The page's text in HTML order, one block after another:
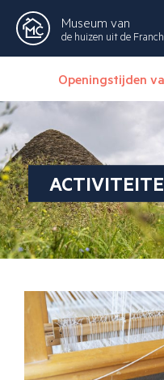
Museum van
de huizen uit de
Openingstijden